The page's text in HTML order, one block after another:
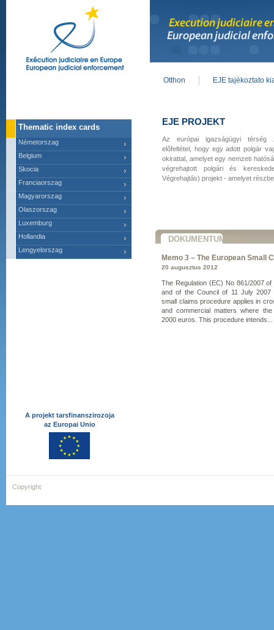
EJE PROJEKT
Az európai igazságügyi térség
előfeltétel, hogy egy adott polgár
okirattal, amelyet egy nemzeti
végrehajtott polgári és
Végrehajtás) projekt - amelyet
DOKUMENTUMOK
Memo 3 – The European Small
20 augusztus 2012
The Regulation (EC) No 861/2007
and of the Council of 11 July 2007
small claims procedure applies in
and commercial matters where
2000 euros. This procedure intends...
Otthon EJE tajékoztato
Thematic index cards
Németorszag
Belgium
Skocia
Franciaorszag
Magyarorszag
Olaszorszag
Luxemburg
Hollandia
Lengyelorszag
A projekt tarsfinanszirozoja
az Europai Unio
Copyright